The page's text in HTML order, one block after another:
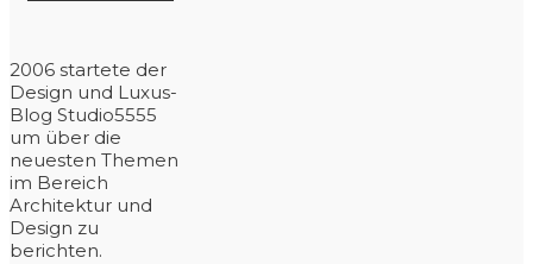
2006 startete der
Design und Luxus-
Blog Studio5555
um über die
neuesten Themen
im Bereich
Architektur und
Design zu
berichten.